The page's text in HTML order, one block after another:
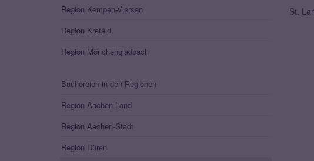
St.
Region Kempen-Viersen
Region Krefeld
Region Mönchengladbach
Büchereien in den Regionen
Region Aachen-Land
Region Aachen-Stadt
Region Düren